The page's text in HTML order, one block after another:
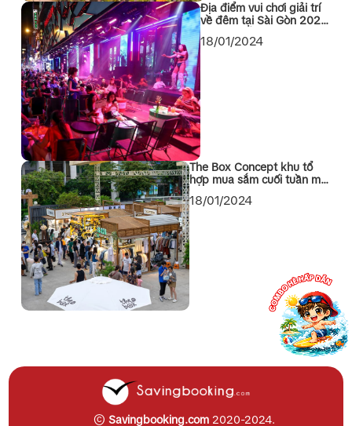
Địa điểm vui chơi giải trí
về đêm tại Sài Gòn 2024
không thể bỏ qua
18/01/2024
The Box Concept khu tổ
hợp mua sắm cuối tuần mới
18/01/2024
© Savingbooking.com2020-2024.